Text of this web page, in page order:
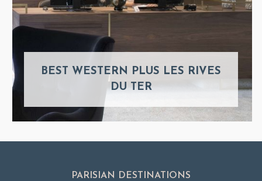
BEST WESTERN PLUS LES RIVES
DU TER
PARISIAN DESTINATIONS